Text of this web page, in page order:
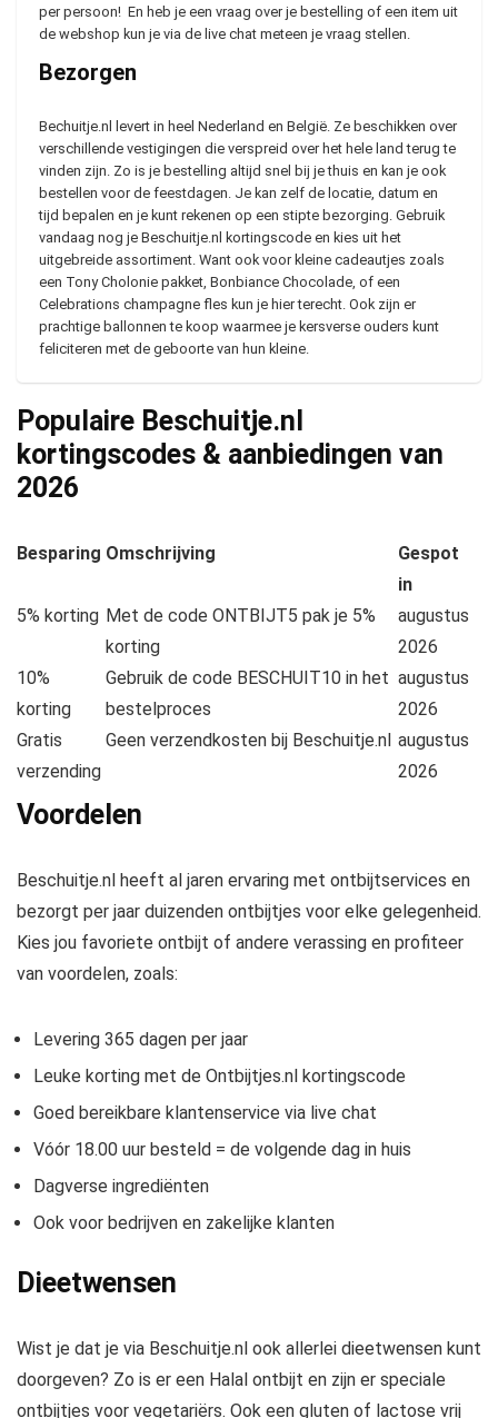
per persoon! En heb je een vraag over je bestelling of een item uit
de webshop kun je via de live chat meteen je vraag stellen.
Bezorgen
Bechuitje.nl levert in heel Nederland en België. Ze beschikken over
verschillende vestigingen die verspreid over het hele land terug te
vinden zijn. Zo is je bestelling altijd snel bij je thuis en kan je ook
bestellen voor de feestdagen. Je kan zelf de locatie, datum en
tijd bepalen en je kunt rekenen op een stipte bezorging. Gebruik
vandaag nog je Beschuitje.nl kortingscode en kies uit het
uitgebreide assortiment. Want ook voor kleine cadeautjes zoals
een Tony Cholonie pakket, Bonbiance Chocolade, of een
Celebrations champagne fles kun je hier terecht. Ook zijn er
prachtige ballonnen te koop waarmee je kersverse ouders kunt
feliciteren met de geboorte van hun kleine.
Populaire Beschuitje.nl
kortingscodes & aanbiedingen van
2026
Besparing Omschrijving
Gespot
in
5% korting Met de code ONTBIJT5 pak je 5%
korting
augustus
2026
10%
korting
Gebruik de code BESCHUIT10 in het
bestelproces
augustus
2026
Gratis
verzending
Geen verzendkosten bij Beschuitje.nl augustus
2026
Voordelen
Beschuitje.nl heeft al jaren ervaring met ontbijtservices en
bezorgt per jaar duizenden ontbijtjes voor elke gelegenheid.
Kies jou favoriete ontbijt of andere verassing en profiteer
van voordelen, zoals:
Levering 365 dagen per jaar
Leuke korting met de Ontbijtjes.nl kortingscode
Goed bereikbare klantenservice via live chat
Vóór 18.00 uur besteld = de volgende dag in huis
Dagverse ingrediënten
Ook voor bedrijven en zakelijke klanten
Dieetwensen
Wist je dat je via Beschuitje.nl ook allerlei dieetwensen kunt
doorgeven? Zo is er een Halal ontbijt en zijn er speciale
ontbijtjes voor vegetariërs. Ook een gluten of lactose vrij